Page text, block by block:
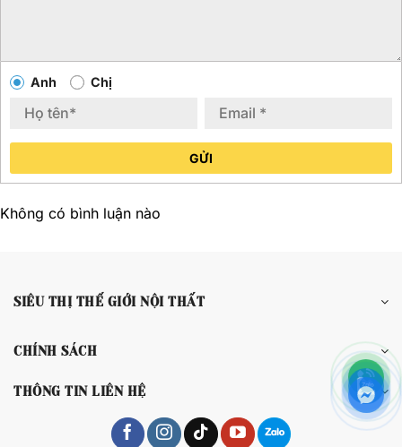
Anh Chị
GỬI
Không có bình luận nào
SIÊU THỊ THẾ GIỚI NỘI THẤT
CHÍNH SÁCH
THÔNG TIN LIÊN HỆ